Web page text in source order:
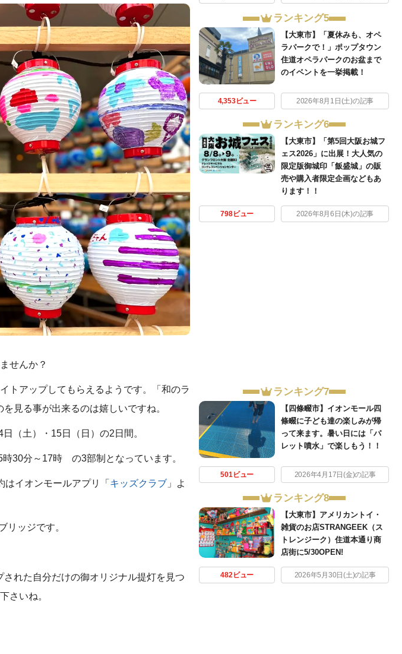
せんか？
トアップしてもらえるようです。「和のラ
見る事が出来るのは嬉しいですね。
（土）・15日（日）の2日間。
分～17時 の3部制となっています。
イオンモールアプリ「キッズクラブ 」よ
リッジです。
れた自分だけの御オリジナル提灯を見つ
さいね。
ランキング5
【大東市】「夏休みも、オペ
ラパークで！」ポップタウン
住道オペラパークのお盆まで
のイベントを一挙掲載！
4,353ビュー 2026年8月1日(土)の記事
ランキング6
【大東市】「第5回大阪お城フ
ェス2026」に出展！大人気の
限定版御城印「飯盛城」の販
売や購入者限定企画などもあ
ります！！
798ビュー 2026年8月6日(木)の記事
ランキング7
【四條畷市】イオンモール四
條畷に子ども達の楽しみが帰
って来ます。暑い日には「パ
レット噴水」で楽しもう！！
501ビュー 2026年4月17日(金)の記事
ランキング8
【大東市】アメリカントイ・
雑貨のお店STRANGEEK（ス
トレンジーク）住道本通り商
店街に5/30OPEN!
482ビュー 2026年5月30日(土)の記事